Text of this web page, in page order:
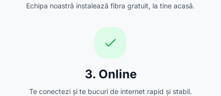
Echipa noastră instalează fibra gratuit, la tine acasă.
3. Online
Te conectezi și te bucuri de internet rapid și stabil.